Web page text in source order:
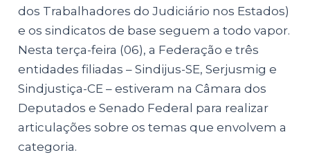
dos Trabalhadores do Judiciário nos Estados)
e os sindicatos de base seguem a todo vapor.
Nesta terça-feira (06), a Federação e três
entidades filiadas – Sindijus-SE, Serjusmig e
Sindjustiça-CE – estiveram na Câmara dos
Deputados e Senado Federal para realizar
articulações sobre os temas que envolvem a
categoria.